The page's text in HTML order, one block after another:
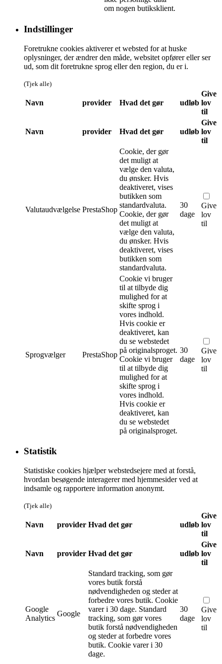
om nogen butiksklient.
Indstillinger
Foretrukne cookies aktiverer et websted for at huske
oplysninger, der ændrer den måde, websitet opfører eller ser
ud, som dit foretrukne sprog eller den region, du er i.
(Tjek alle)
Navn provider Hvad det gør udløb
Give
lov
til
Navn provider Hvad det gør udløb
Give
lov
til
Valutaudvælgelse PrestaShop
Cookie, der gør
det muligt at
vælge den valuta,
du ønsker. Hvis
deaktiveret, vises
butikken som
standardvaluta.
Cookie, der gør
det muligt at
vælge den valuta,
du ønsker. Hvis
deaktiveret, vises
butikken som
standardvaluta.
30
dage
Give
lov
til
Sprogvælger PrestaShop
Cookie vi bruger
til at tilbyde dig
mulighed for at
skifte sprog i
vores indhold.
Hvis cookie er
deaktiveret, kan
du se webstedet
på originalsproget.
Cookie vi bruger
til at tilbyde dig
mulighed for at
skifte sprog i
vores indhold.
Hvis cookie er
deaktiveret, kan
du se webstedet
på originalsproget.
30
dage
Give
lov
til
Statistik
Statistiske cookies hjælper webstedsejere med at forstå,
hvordan besøgende interagerer med hjemmesider ved at
indsamle og rapportere information anonymt.
(Tjek alle)
Navn provider Hvad det gør udløb
Give
lov
til
Navn provider Hvad det gør udløb
Give
lov
til
Google
Analytics
Google
Standard tracking, som gør
vores butik forstå
nødvendigheden og steder at
forbedre vores butik. Cookie
varer i 30 dage. Standard
tracking, som gør vores
butik forstå nødvendigheden
og steder at forbedre vores
butik. Cookie varer i 30
dage.
30
dage
Give
lov
til